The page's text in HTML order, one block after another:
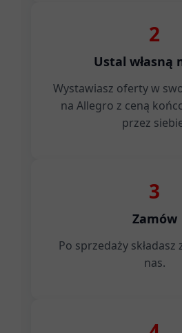
2
Ustal własną
Wystawiasz oferty w
na Allegro z ceną
przez
3
Zamów
Po sprzedaży
nas.